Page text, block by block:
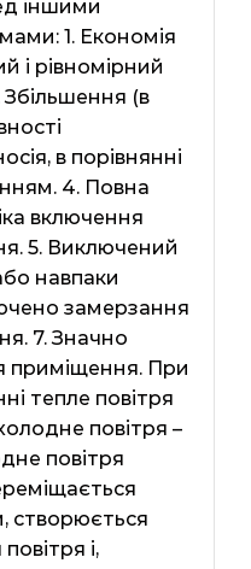
іншими
1. Економія
і рівномірний
Збільшення (в
в порівнянні
4. Повна
включення
5. Виключений
навпаки
замерзання
7. Значно
приміщення. При
тепле повітря
повітря –
повітря
створюється
і,